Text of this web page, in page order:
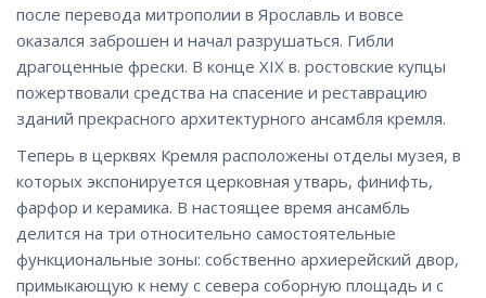
после перевода митрополии в Ярославль и вовсе
оказался заброшен и начал разрушаться. Гибли
драгоценные фрески. В конце XIX в. ростовские купцы
пожертвовали средства на спасение и реставрацию
зданий прекрасного архитектурного ансамбля кремля.
Теперь в церквях Кремля расположены отделы музея, в
которых экспонируется церковная утварь, финифть,
фарфор и керамика. В настоящее время ансамбль
делится на три относительно самостоятельные
функциональные зоны: собственно архиерейский двор,
примыкающую к нему с севера соборную площадь и с